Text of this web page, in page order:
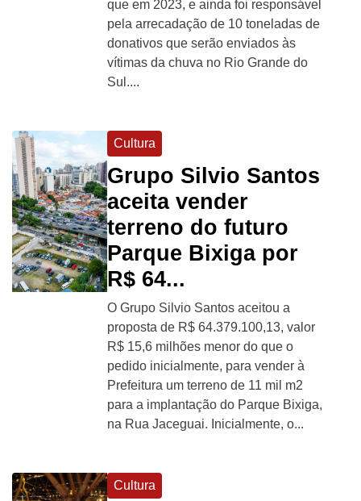
que em 2023, e ainda foi responsável
pela arrecadação de 10 toneladas de
donativos que serão enviados às
vítimas da chuva no Rio Grande do
Sul....
Cultura
Grupo Silvio Santos
aceita vender
terreno do futuro
Parque Bixiga por
R$ 64...
O Grupo Silvio Santos aceitou a
proposta de R$ 64.379.100,13, valor
R$ 15,6 milhões menor do que o
pedido inicialmente, para vender à
Prefeitura um terreno de 11 mil m2
para a implantação do Parque Bixiga,
na Rua Jaceguai. Inicialmente, o...
Cultura